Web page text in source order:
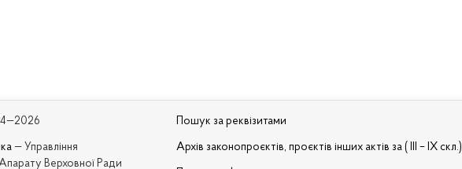
— Управління
Верховної Ради
Пошук за реквізитами
Архів законопроєктів, проєктів інших актів за ( III – IX скл.)